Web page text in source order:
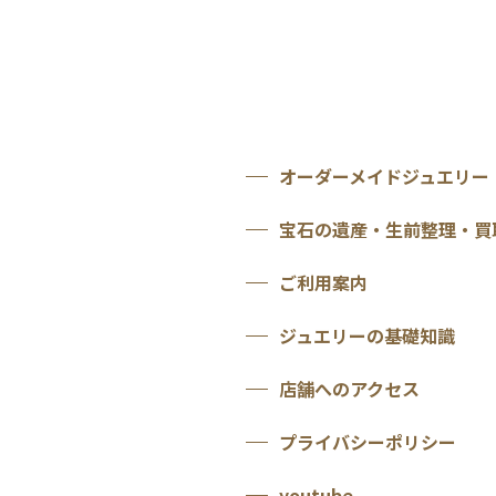
オーダーメイドジュエリー
宝石の遺産・生前整理・
ご利用案内
ジュエリーの基礎知識
店舗へのアクセス
プライバシーポリシー